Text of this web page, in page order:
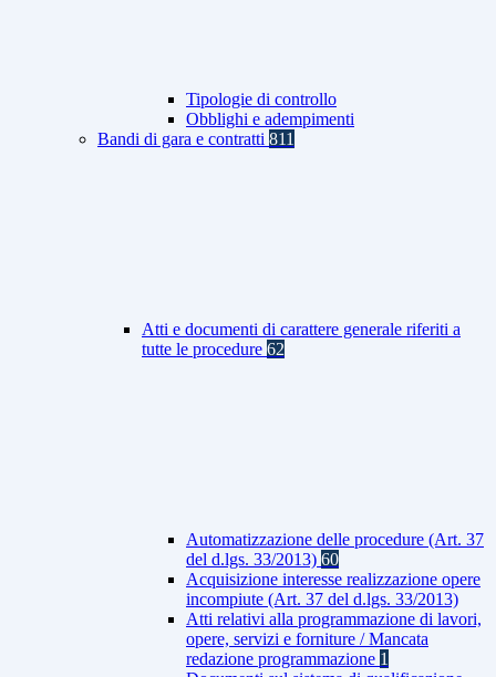
Tipologie di controllo
Obblighi e adempimenti
Bandi di gara e contratti 811
Atti e documenti di carattere generale riferiti a
tutte le procedure 62
Automatizzazione delle procedure (Art. 37
del d.lgs. 33/2013) 60
Acquisizione interesse realizzazione opere
incompiute (Art. 37 del d.lgs. 33/2013)
Atti relativi alla programmazione di lavori,
opere, servizi e forniture / Mancata
redazione programmazione 1